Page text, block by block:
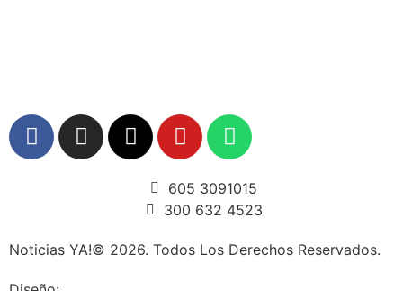
605 3091015
300 632 4523
Noticias YA!© 2026. Todos Los Derechos Reservados.